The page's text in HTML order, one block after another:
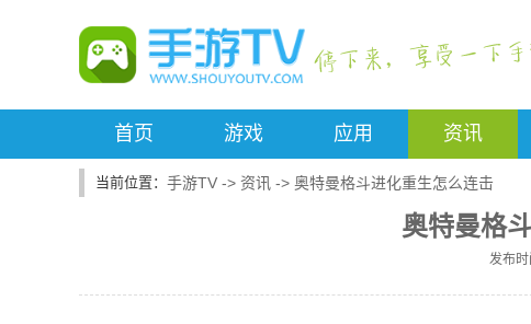
首页 游戏 应用 资讯
手游TV -> 资讯 -> 奥特曼格斗进化重生怎么连击
奥特曼格
发布时